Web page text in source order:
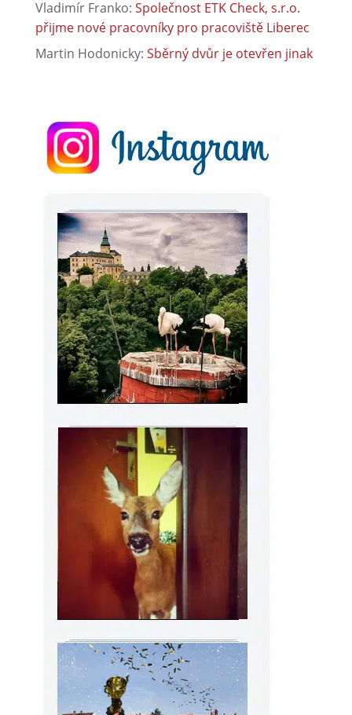
Vladimír Franko: Společnost ETK Check, s.r.o.
přijme nové pracovníky pro pracoviště Liberec
Martin Hodonicky: Sběrný dvůr je otevřen jinak